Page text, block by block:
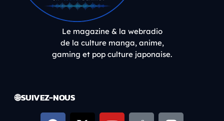
Le magazine & la webradio
de la culture manga, anime,
gaming et pop culture japonaise.
🌐 SUIVEZ-NOUS